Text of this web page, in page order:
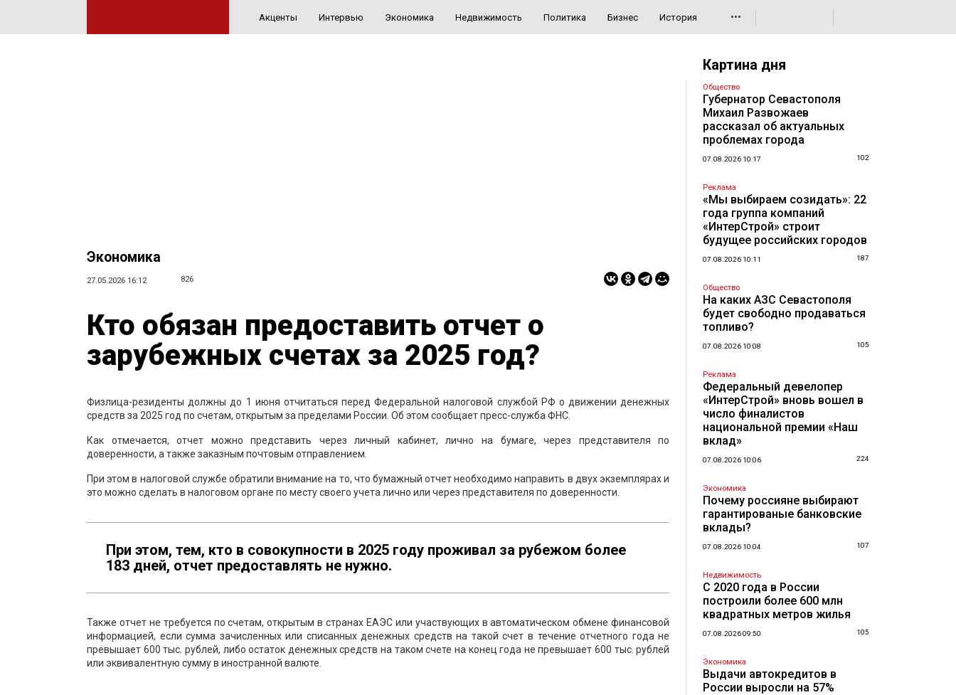
Акценты Интервью Экономика Недвижимость Политика Бизнес История •••
Экономика
27.05.2026 16:12 826
Кто обязан предоставить отчет о
зарубежных счетах за 2025 год?
Физлица-резиденты должны до 1 июня отчитаться перед Федеральной налоговой службой РФ о движении денежных
средств за 2025 год по счетам, открытым за пределами России. Об этом сообщает пресс-служба ФНС.
Как отмечается, отчет можно представить через личный кабинет, лично на бумаге, через представителя по
доверенности, а также заказным почтовым отправлением.
При этом в налоговой службе обратили внимание на то, что бумажный отчет необходимо направить в двух экземплярах и
это можно сделать в налоговом органе по месту своего учета лично или через представителя по доверенности.
При этом, тем, кто в совокупности в 2025 году проживал за рубежом более
183 дней, отчет предоставлять не нужно.
Также отчет не требуется по счетам, открытым в странах ЕАЭС или участвующих в автоматическом обмене финансовой
информацией, если сумма зачисленных или списанных денежных средств на такой счет в течение отчетного года не
превышает 600 тыс. рублей, либо остаток денежных средств на таком счете на конец года не превышает 600 тыс. рублей
или эквивалентную сумму в иностранной валюте.
Картина дня
Общество
Губернатор Севастополя
Михаил Развожаев
рассказал об актуальных
проблемах города
07.08.2026 10:17 102
Реклама
«Мы выбираем созидать»: 22
года группа компаний
«ИнтерСтрой» строит
будущее российских городов
07.08.2026 10:11 187
Общество
На каких АЗС Севастополя
будет свободно продаваться
топливо?
07.08.2026 10:08 105
Реклама
Федеральный девелопер
«ИнтерСтрой» вновь вошел в
число финалистов
национальной премии «Наш
вклад»
07.08.2026 10:06 224
Экономика
Почему россияне выбирают
гарантированые банковские
вклады?
07.08.2026 10:04 107
Недвижимость
С 2020 года в России
построили более 600 млн
квадратных метров жилья
07.08.2026 09:50 105
Экономика
Выдачи автокредитов в
России выросли на 57%